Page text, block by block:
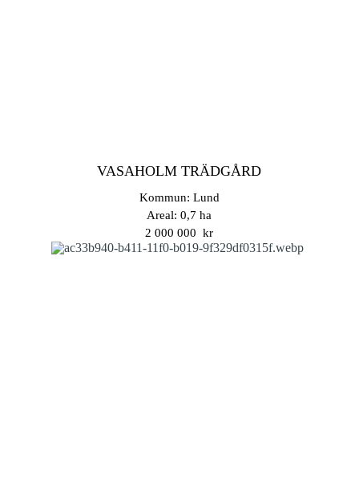
VASAHOLM TRÄDGÅRD
Kommun: Lund
Areal: 0,7 ha
2 000 000 kr